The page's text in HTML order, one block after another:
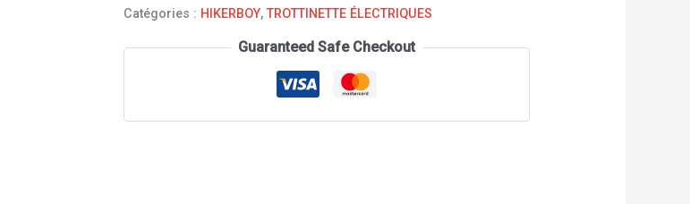
Catégories : HIKERBOY,TROTTINETTE ÉLECTRIQUES
Guaranteed Safe Checkout